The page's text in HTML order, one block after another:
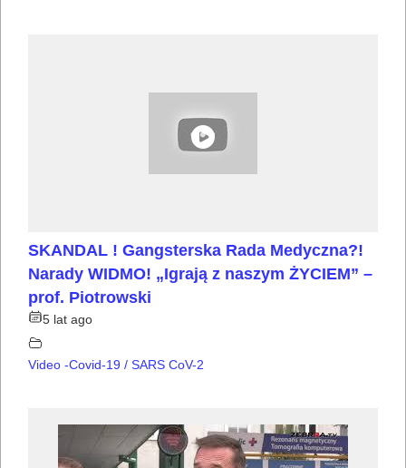
SKANDAL ! Gangsterska Rada Medyczna?!
Narady WIDMO! „Igrają z naszym ŻYCIEM” –
prof. Piotrowski
5 lat ago
Video -Covid-19 / SARS CoV-2